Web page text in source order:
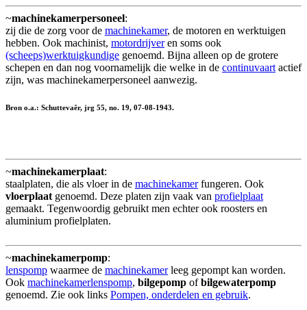
~machinekamerpersoneel:
zij die de zorg voor de machinekamer, de motoren en werktuigen
hebben. Ook machinist, motordrijveren soms ook
(scheeps)werktuigkundige genoemd. Bijna alleen op de grotere
schepen en dan nog voornamelijk die welke in de continuvaart actief
zijn, was machinekamerpersoneel aanwezig.
Bron o.a.: Schuttevaêr, jrg 55, no. 19, 07-08-1943.
~machinekamerplaat:
staalplaten, die als vloer in de machinekamerfungeren. Ook
vloerplaat genoemd. Deze platen zijn vaak van profielplaat
gemaakt. Tegenwoordig gebruikt men echter ook roosters en
aluminium profielplaten.
~machinekamerpomp:
lenspomp waarmee de machinekamerleeg gepompt kan worden.
Ook machinekamerlenspomp, bilgepomp ofbilgewaterpomp
genoemd. Zie ook links Pompen, onderdelen en gebruik.